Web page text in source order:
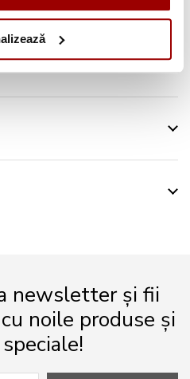
newsletter și fii
noile produse și